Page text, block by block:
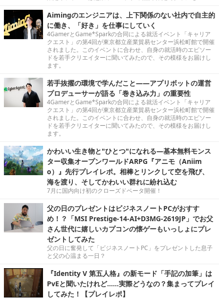
Aimingのエンジニアは、上下関係のない社内で自主的
に働き、「好き」を仕事にしていく
4GamerとGame*Sparkの合同による就活イベント「キャリア
クエスト」の第4回が東京都立産業貿易センター浜松町館で開催
されました。このイベントに合わせ、自身の就活時のエピソー
ドを若手クリエイターに聞いてみたので、その模様をお届けし
ます。
若手抜擢の環境で学んだこと――アプリボットの運営
プロデューサーが語る「巻き込み力」の重要性
4GamerとGame*Sparkの合同による就活イベント「キャリア
クエスト」の第4回が東京都立産業貿易センター浜松町館で開催
されました。このイベントに合わせ、自身の就活時のエピソー
ドを若手クリエイターに聞いてみたので、その模様をお届けし
ます。
かわいい生き物と"ひとつ"になれる―基本無料モンス
ター収集オープンワールドARPG『アニモ（Aniim
o）』先行プレイレポ。相棒とリンクして空を飛び、
海を渡り、そしてかわいい群れに紛れ込む
7月に国内向け初のクローズドベータ開催！
父の日のプレゼントはビジネスノートPCがおすす
め！？「MSI Prestige-14-AI+D3MG-2619JP」でお父
さん世代に嬉しいカプコンの懐ゲーもいっしょにプレ
ゼントしてみた
父の日に奮発して「ビジネスノートPC」をプレゼントした息子
と父の心温まる一日？
『Identity V 第五人格』の新モード「手記の加筆」は
PvEと聞いたけれど……実際どうなの？集まってプレイ
してみた！【プレイレポ】